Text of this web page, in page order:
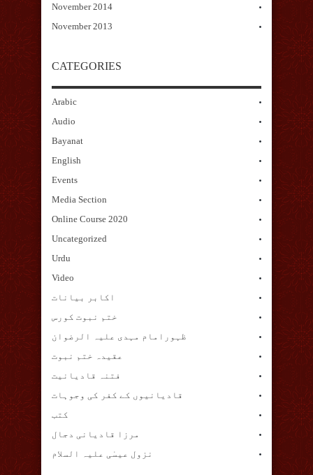
November 2014
November 2013
CATEGORIES
Arabic
Audio
Bayanat
English
Events
Media Section
Online Course 2020
Uncategorized
Urdu
Video
اکابر بیانات
ختم نبوت کورس
ظہورامام مہدی علیہ الرضوان
عقیدہ ختم نبوت
فتنہ قادیانیت
قادیانیوں کے کفر کی وجوہات
کتب
مرزا قادیانی دجال
نزول عیسٰی علیہ السلام